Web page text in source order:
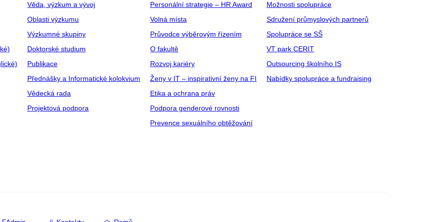
Věda, výzkum a vývoj
Oblasti výzkumu
Výzkumné skupiny
Doktorské studium
Publikace
Přednášky a Informatické kolokvium
Vědecká rada
Projektová podpora
Personální strategie – HR Award
Volná místa
Průvodce výběrovým řízením
O fakultě
Rozvoj kariéry
Ženy v IT – inspirativní ženy na FI
Etika a ochrana práv
Podpora genderové rovnosti
Prevence sexuálního obtěžování
Možnosti spolupráce
Sdružení průmyslových partnerů
Spolupráce se SŠ
VT park CERIT
Outsourcing školního IS
Nabídky spolupráce a fundraising